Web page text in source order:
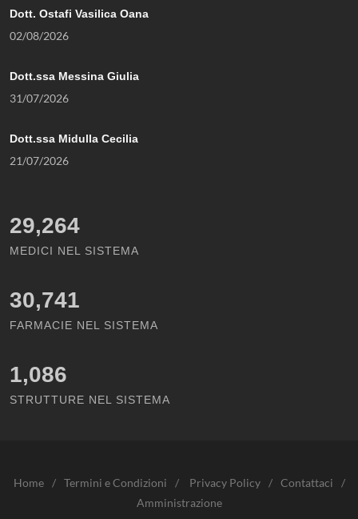
Dott. Ostafi Vasilica Oana
02/08/2026
Dott.ssa Messina Giulia
31/07/2026
Dott.ssa Midulla Cecilia
21/07/2026
29,264
MEDICI NEL SISTEMA
30,741
FARMACIE NEL SISTEMA
1,086
STRUTTURE NEL SISTEMA
Home / Termini e Condizioni / Privacy Policy / Contattaci
/
Amministrazione